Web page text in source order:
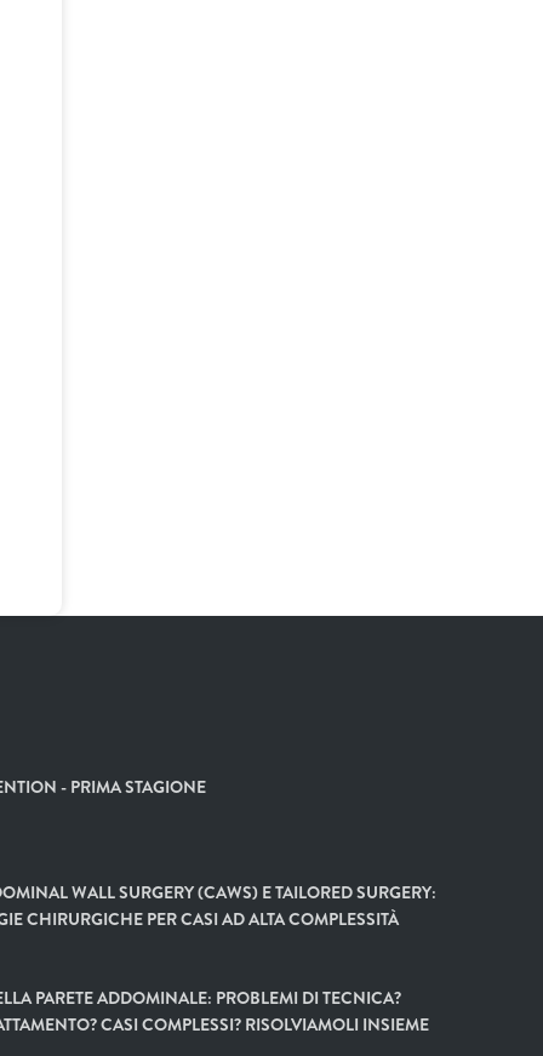
- PRIMA STAGIONE
WALL SURGERY (CAWS) E TAILORED SURGERY:
CHIRURGICHE PER CASI AD ALTA COMPLESSITÀ
PARETE ADDOMINALE: PROBLEMI DI TECNICA?
CASI COMPLESSI? RISOLVIAMOLI INSIEME